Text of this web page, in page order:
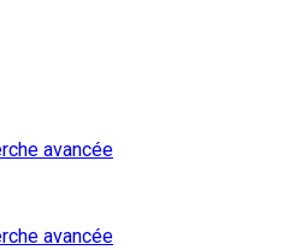
avancée
avancée